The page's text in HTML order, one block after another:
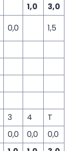
1,0
3,0
0,0 1,5
3 4
T
0,0 0,0
0,0